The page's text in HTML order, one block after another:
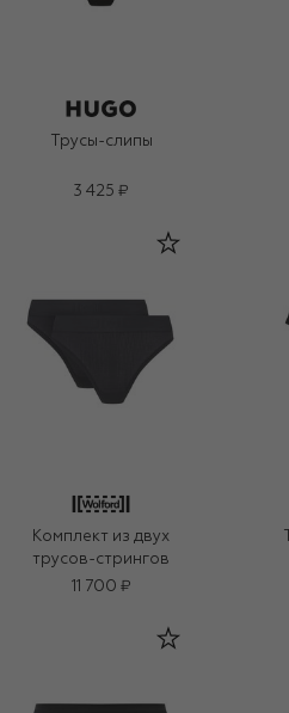
Трусы-слипы
3 425 ₽
Комплект из двух
трусов-стрингов
11 700 ₽